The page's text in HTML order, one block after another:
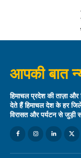
आपकी बात
हिमाचल प्रदेश की ताज़ा और
देते हैं हिमाचल देश के हर
विरासत और पर्यटन से जुड़ी